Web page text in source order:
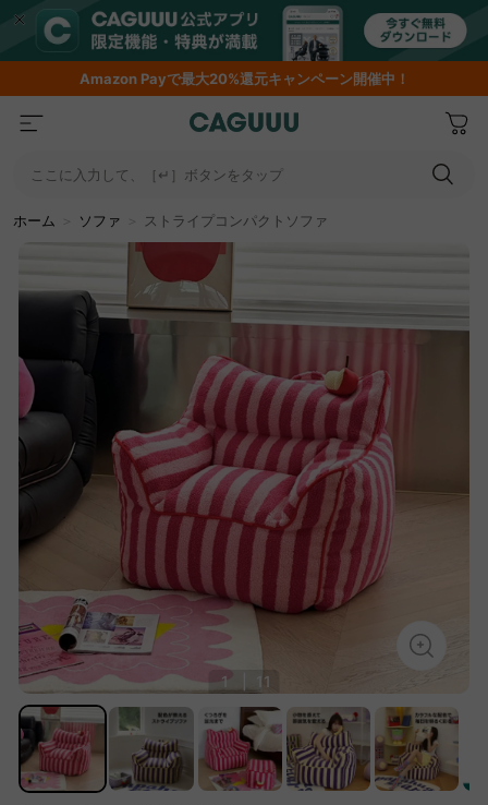
期間限定フラッシュセール！最大50％OFF
ここに入力して、［↵］ボタンをタップ
ホーム ソファ ストライプコンパクトソファ
1 11